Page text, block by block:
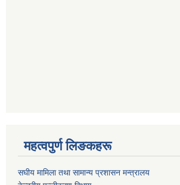
महत्वपुर्ण लिङकहरू
स‌घीय मामिला तथा सामान्य प्रशासन मन्त्रालय